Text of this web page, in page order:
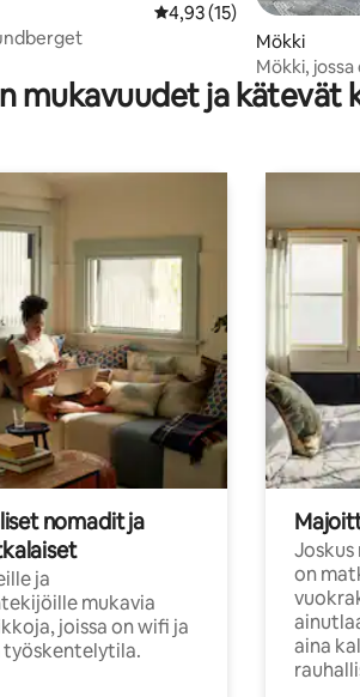
5, 74 arvostelua
Keskimääräinen arvio
4,93 (15)
Mökki
Mökki,
näkymät
mukavuudet ja kätevät
nomadit ja
ja
mukavia
joissa on wifi ja
työskentelytila.
Joskus
on
aina